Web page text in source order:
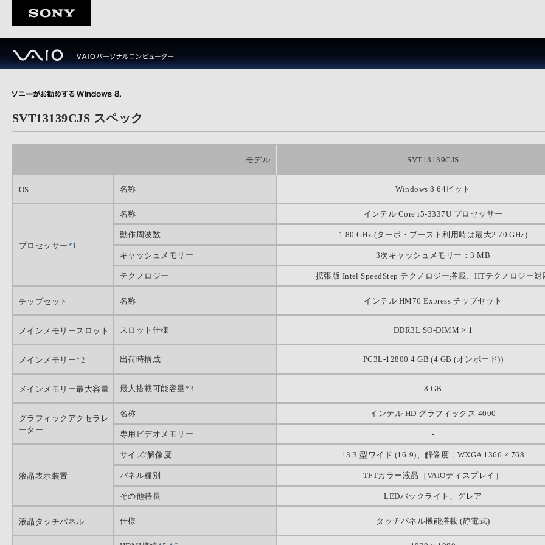
SVT13139CJS スペック
モデル SVT13139CJS
OS 名称 Windows 8 64ビット
プロセッサー*1
名称 インテル Core i5-3337U プロセッサー
動作周波数 1.80 GHz (ターボ・ブースト利用時は最大2.70 GHz)
キャッシュメモリー 3次キャッシュメモリー：3 MB
テクノロジー 拡張版 Intel SpeedStep テクノロジー搭載、HTテクノロジー対
チップセット 名称 インテル HM76 Express チップセット
メインメモリースロット スロット仕様 DDR3L SO-DIMM × 1
メインメモリー*2 出荷時構成 PC3L-12800 4 GB (4 GB (オンボード))
メインメモリー最大容量 最大搭載可能容量*3 8 GB
グラフィックアクセラレ
ーター
名称 インテル HD グラフィックス 4000
専用ビデオメモリー -
液晶表示装置
サイズ/解像度 13.3 型ワイド (16:9)、解像度：WXGA 1366 × 768
パネル種別 TFTカラー液晶［VAIOディスプレイ］
その他特長 LEDバックライト、グレア
液晶タッチパネル 仕様 タッチパネル機能搭載 (静電式)